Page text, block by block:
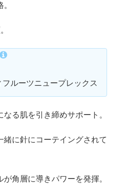
フルーツニュープレックス
る肌を引き締めサポート。
緒に針にコーテイングされて
角層に導きパワーを発揮。